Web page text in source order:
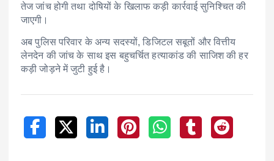
तेज जांच होगी तथा दोषियों के खिलाफ कड़ी कार्रवाई सुनिश्चित की
जाएगी।
अब पुलिस परिवार के अन्य सदस्यों, डिजिटल सबूतों और वित्तीय
लेनदेन की जांच के साथ इस बहुचर्चित हत्याकांड की साजिश की हर
कड़ी जोड़ने में जुटी हुई है।